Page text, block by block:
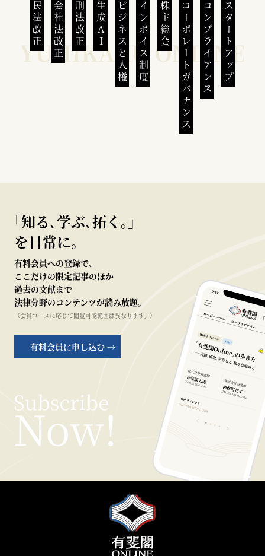
民法改正 会社法改正 刑法改正 生成AI ビジネスと人権インボイス制度 株主総会 コーポレートガバナンスコンプライアンススタートアップ
｢知る､学ぶ､拓く｡｣
を日常に。
有料会員への登録で、
ここだけの限定記事のほか
過去の文献まで
法律分野のコンテンツが読み放題。
（会員コースに応じて閲覧可能範囲は異なります。）
有料会員に申し込む →